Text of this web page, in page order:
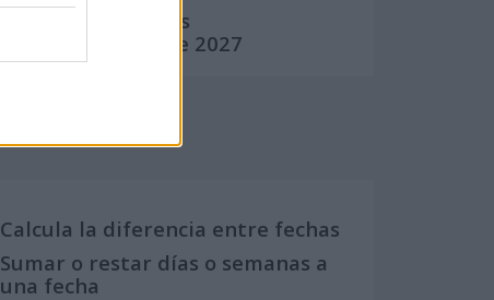
Calendario de Días
Internacionales de 2027
Calculadoras
Calcula la diferencia entre fechas
Sumar o restar días o semanas a
una fecha